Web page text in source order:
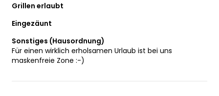
Grillen erlaubt
Eingezäunt
Sonstiges (Hausordnung)
Für einen wirklich erholsamen Urlaub ist bei uns
maskenfreie Zone :-)